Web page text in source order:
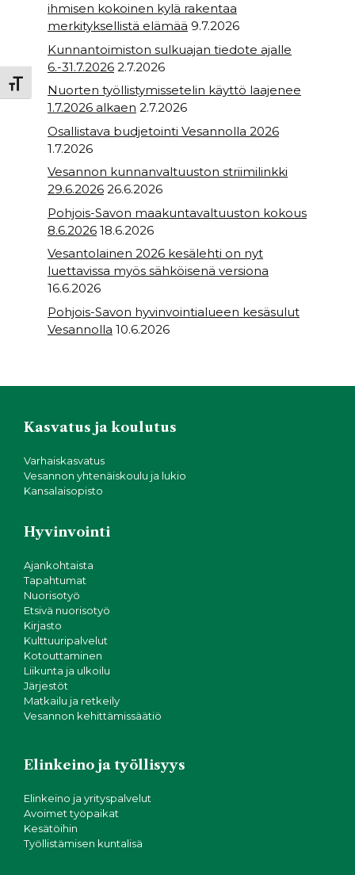
Toggle Font size
ihmisen kokoinen kylä rakentaa
merkityksellistä elämää 9.7.2026
Kunnantoimiston sulkuajan tiedote ajalle
6.-31.7.2026 2.7.2026
Nuorten työllistymissetelin käyttö laajenee
1.7.2026 alkaen 2.7.2026
Osallistava budjetointi Vesannolla 2026
1.7.2026
Vesannon kunnanvaltuuston striimilinkki
29.6.2026 26.6.2026
Pohjois-Savon maakuntavaltuuston kokous
8.6.2026 18.6.2026
Vesantolainen 2026 kesälehti on nyt
luettavissa myös sähköisenä versiona
16.6.2026
Pohjois-Savon hyvinvointialueen kesäsulut
Vesannolla 10.6.2026
Kasvatus ja koulutus
Varhaiskasvatus
Vesannon yhtenäiskoulu ja lukio
Kansalaisopisto
Hyvinvointi
Ajankohtaista
Tapahtumat
Nuorisotyö
Etsivä nuorisotyö
Kirjasto
Kulttuuripalvelut
Kotouttaminen
Liikunta ja ulkoilu
Järjestöt
Matkailu ja retkeily
Vesannon kehittämissäätiö
Elinkeino ja työllisyys
Elinkeino ja yrityspalvelut
Avoimet työpaikat
Kesätöihin
Työllistämisen kuntalisä